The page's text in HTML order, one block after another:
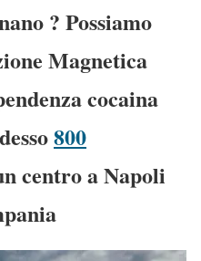
? Possiamo
Magnetica
cocaina
800
centro a Napoli